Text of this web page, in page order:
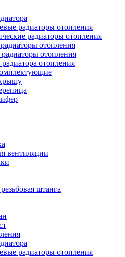
радиаторы отопления
радиаторы отопления
отопления
отопления
отопления
вентиляции
штанга
радиаторы отопления